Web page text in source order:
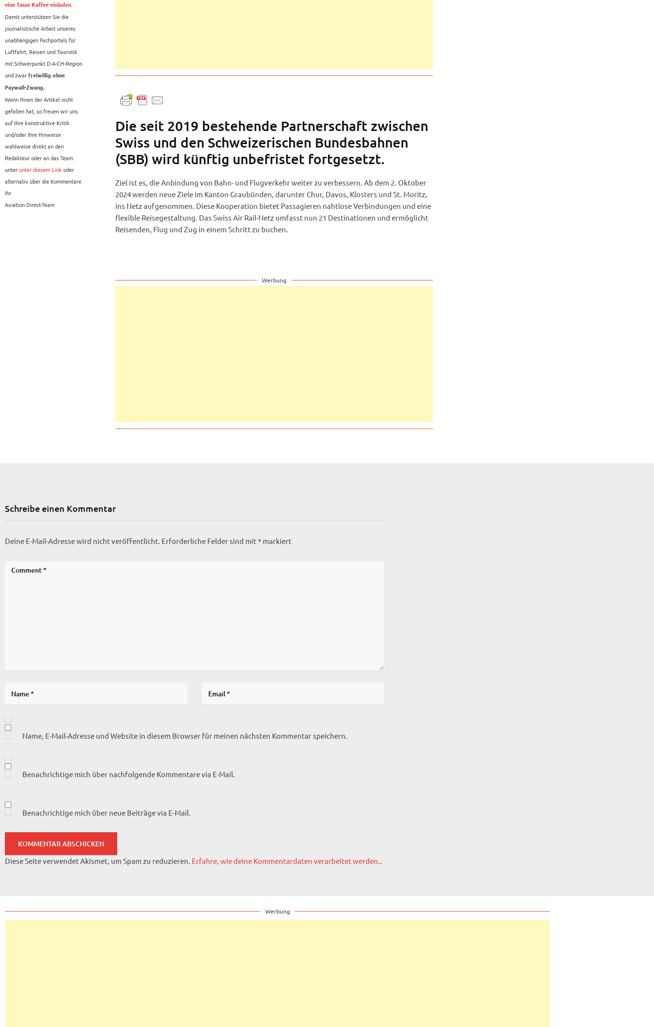
eine Tasse Kaffee einladen.
Damit unterstützen Sie die
journalistische Arbeit unseres
unabhängigen Fachportals für
Luftfahrt, Reisen und Touristik
mit Schwerpunkt D-A-CH-Region
und zwar freiwillig ohne
Paywall-Zwang.
Wenn Ihnen der Artikel nicht
gefallen hat, so freuen wir uns
auf Ihre konstruktive Kritik
und/oder Ihre Hinweise
wahlweise direkt an den
Redakteur oder an das Team
unterunter diesem Linkoder
alternativ über die Kommentare.
Ihr
Aviation.Direct-Team
Die seit 2019 bestehende Partnerschaft zwischen
Swiss und den Schweizerischen Bundesbahnen
(SBB) wird künftig unbefristet fortgesetzt.
Ziel ist es, die Anbindung von Bahn- und Flugverkehr weiter zu verbessern. Ab dem 2. Oktober
2024 werden neue Ziele im Kanton Graubünden, darunter Chur, Davos, Klosters und St. Moritz,
ins Netz aufgenommen. Diese Kooperation bietet Passagieren nahtlose Verbindungen und eine
flexible Reisegestaltung. Das Swiss Air Rail-Netz umfasst nun 21 Destinationen und ermöglicht
Reisenden, Flug und Zug in einem Schritt zu buchen.
Werbung
Schreibe einen Kommentar
Deine E-Mail-Adresse wird nicht veröffentlicht. Erforderliche Felder sind mit* markiert
Name, E-Mail-Adresse und Website in diesem Browser für meinen nächsten Kommentar speichern.
Benachrichtige mich über nachfolgende Kommentare via E-Mail.
Benachrichtige mich über neue Beiträge via E-Mail.
Diese Seite verwendet Akismet, um Spam zu reduzieren. Erfahre, wie deine Kommentardaten verarbeitet werden..
Werbung